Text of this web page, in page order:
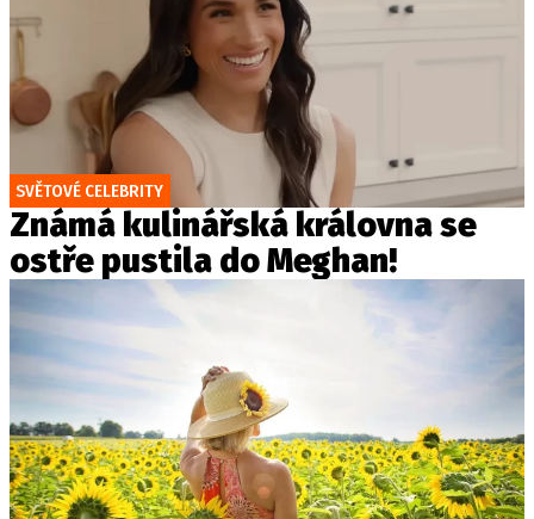
SVĚTOVÉ CELEBRITY
Známá kulinářská královna se
ostře pustila do Meghan!